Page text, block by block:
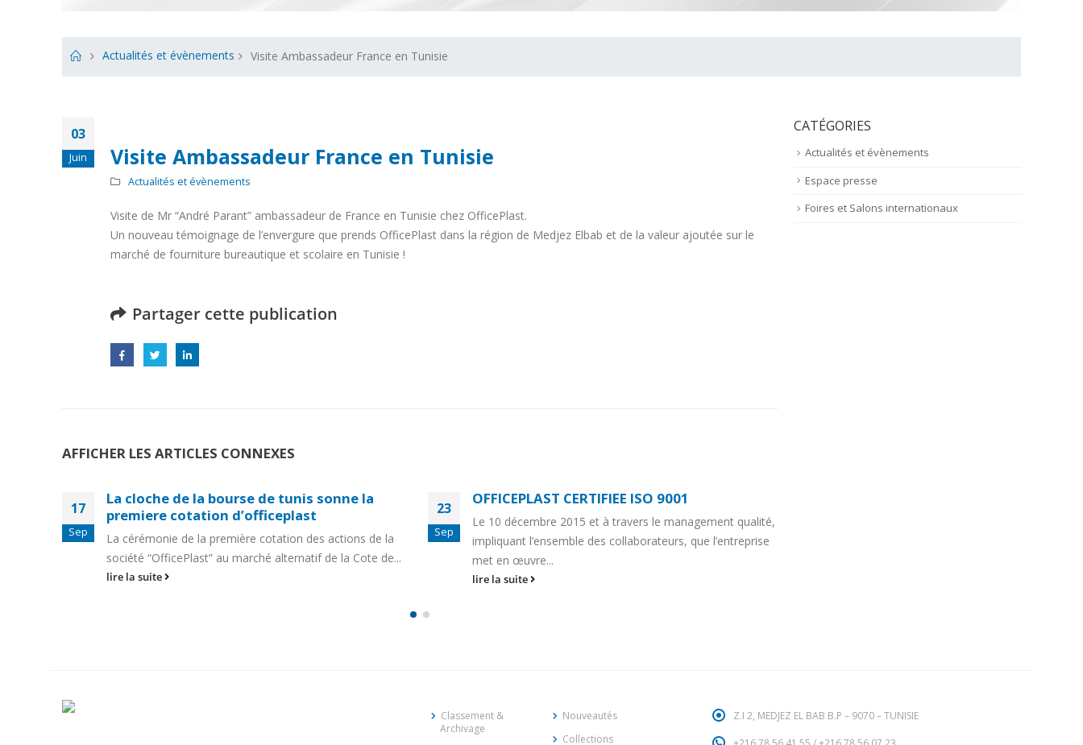
Actualités et évènements Visite Ambassadeur France en Tunisie
03
Juin Visite Ambassadeur France en Tunisie
Actualités et évènements
Visite de Mr “André Parant” ambassadeur de France en Tunisie chez OfficePlast.
Un nouveau témoignage de l’envergure que prends OfficePlast dans la région de Medjez Elbab et de la valeur ajoutée sur le
marché de fourniture bureautique et scolaire en Tunisie !
Partager cette publication
AFFICHER LES ARTICLES CONNEXES
17
Sep
La cloche de la bourse de tunis sonne la
premiere cotation d’officeplast
La cérémonie de la première cotation des actions de la
société “OfficePlast” au marché alternatif de la Cote de...
lire la suite
23
Sep
OFFICEPLAST CERTIFIEE ISO 9001
Le 10 décembre 2015 et à travers le management qualité,
impliquant l’ensemble des collaborateurs, que l’entreprise
met en œuvre...
lire la suite
CATÉGORIES
Actualités et évènements
Espace presse
Foires et Salons internationaux
Classement &
Archivage
Nouveautés
Collections
Z.I 2, MEDJEZ EL BAB B.P – 9070 – TUNISIE